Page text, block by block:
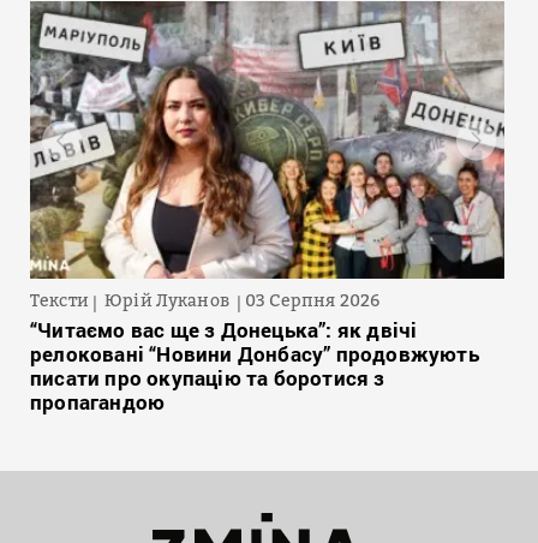
Тексти Юрій Луканов 03 Серпня 2026
“Читаємо вас ще з Донецька”: як двічі
релоковані “Новини Донбасу” продовжують
писати про окупацію та боротися з
пропагандою